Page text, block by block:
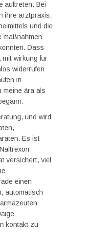
auftreten. Bei
ihre arztpraxis,
und die
maßnahmen
Dass
wirkung für
widerrufen
in
meine ära als
und wird
Es ist
versichert, viel
einen
automatisch
kontakt zu